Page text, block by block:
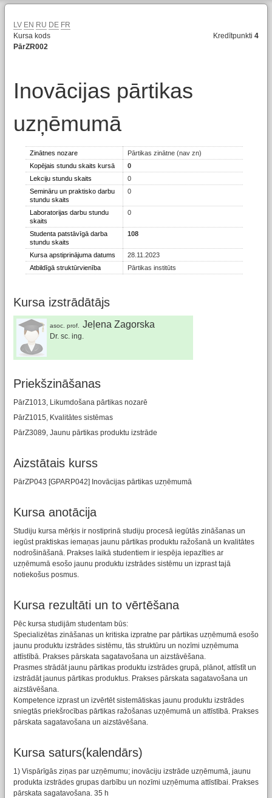
LV EN RU DE FR
Kursa kods
PārZR002
Kredītpunkti4
Inovācijas pārtikas
uzņēmumā
Zinātnes nozare
Pārtikas zinātne (nav zn)
Kopējais stundu skaits kursā
0
Lekciju stundu skaits
0
Semināru un praktisko darbu
stundu skaits
0
Laboratorijas darbu stundu
skaits
0
Studenta patstāvīgā darba
stundu skaits
108
Kursa apstiprinājuma datums
28.11.2023
Atbildīgā struktūrvienība
Pārtikas institūts
Kursa izstrādātājs
asoc. prof. Jeļena Zagorska
Dr. sc. ing.
Priekšzināšanas
PārZ1013, Likumdošana pārtikas nozarē
PārZ1015, Kvalitātes sistēmas
PārZ3089, Jaunu pārtikas produktu izstrāde
Aizstātais kurss
PārZP043 [GPARP042] Inovācijas pārtikas uzņēmumā
Kursa anotācija
Studiju kursa mērķis ir nostiprinā studiju procesā iegūtās zināšanas un
iegūst praktiskas iemaņas jaunu pārtikas produktu ražošanā un kvalitātes
nodrošināšanā. Prakses laikā studentiem ir iespēja iepazīties ar
uzņēmumā esošo jaunu produktu izstrādes sistēmu un izprast tajā
notiekošus posmus.
Kursa rezultāti un to vērtēšana
Pēc kursa studijām studentam būs:
Specializētas zināšanas un kritiska izpratne par pārtikas uzņēmumā esošo
jaunu produktu izstrādes sistēmu, tās struktūru un nozīmi uzņēmuma
attīstībā. Prakses pārskata sagatavošana un aizstāvēšana.
Prasmes strādāt jaunu pārtikas produktu izstrādes grupā, plānot, attīstīt un
izstrādāt jaunus pārtikas produktus. Prakses pārskata sagatavošana un
aizstāvēšana.
Kompetence izprast un izvērtēt sistemātiskas jaunu produktu izstrādes
sniegtās priekšrocības pārtikas ražošanas uzņēmumā un attīstībā. Prakses
pārskata sagatavošana un aizstāvēšana.
Kursa saturs(kalendārs)
1) Vispārīgās ziņas par uzņēmumu; inovāciju izstrāde uzņēmumā, jaunu
produkta izstrādes grupas darbību un nozīmi uzņēmuma attīstībai. Prakses
pārskata sagatavošana. 35 h